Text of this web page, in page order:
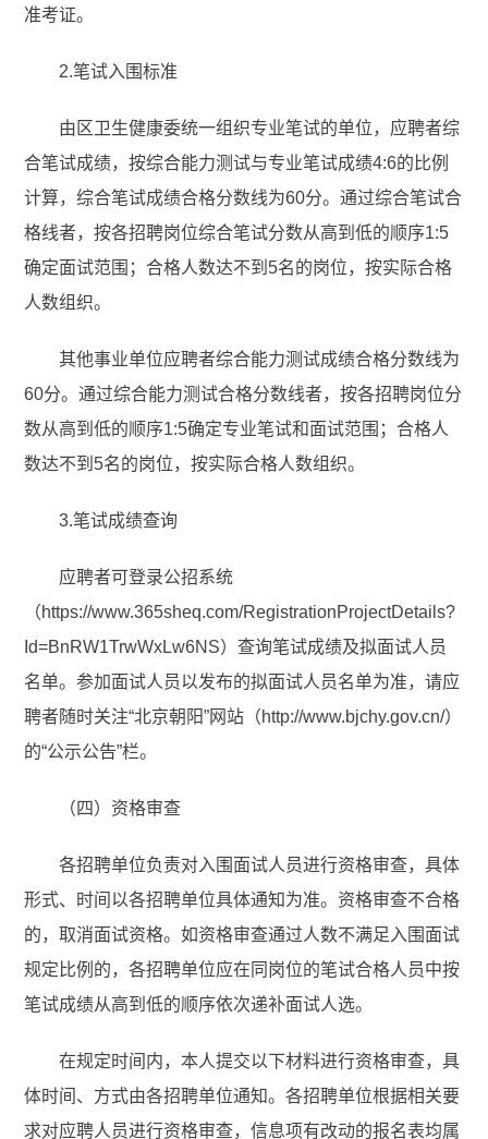
准考证。
2.笔试入围标准
由区卫生健康委统一组织专业笔试的单位，应聘者综
合笔试成绩，按综合能力测试与专业笔试成绩4:6的比例
计算，综合笔试成绩合格分数线为60分。通过综合笔试合
格线者，按各招聘岗位综合笔试分数从高到低的顺序1:5
确定面试范围；合格人数达不到5名的岗位，按实际合格
人数组织。
其他事业单位应聘者综合能力测试成绩合格分数线为
60分。通过综合能力测试合格分数线者，按各招聘岗位分
数从高到低的顺序1:5确定专业笔试和面试范围；合格人
数达不到5名的岗位，按实际合格人数组织。
3.笔试成绩查询
应聘者可登录公招系统
（https://www.365sheq.com/RegistrationProjectDetails?
Id=BnRW1TrwWxLw6NS）查询笔试成绩及拟面试人员
名单。参加面试人员以发布的拟面试人员名单为准，请应
聘者随时关注“北京朝阳”网站（http://www.bjchy.gov.cn/）
的“公示公告”栏。
（四）资格审查
各招聘单位负责对入围面试人员进行资格审查，具体
形式、时间以各招聘单位具体通知为准。资格审查不合格
的，取消面试资格。如资格审查通过人数不满足入围面试
规定比例的，各招聘单位应在同岗位的笔试合格人员中按
笔试成绩从高到低的顺序依次递补面试人选。
在规定时间内，本人提交以下材料进行资格审查，具
体时间、方式由各招聘单位通知。各招聘单位根据相关要
求对应聘人员进行资格审查，信息项有改动的报名表均属